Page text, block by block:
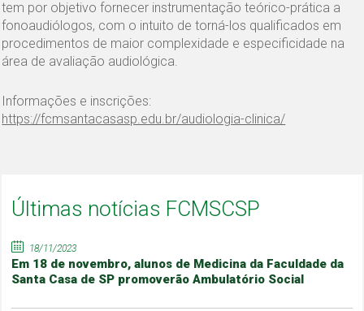
tem por objetivo fornecer instrumentação teórico-prática a
fonoaudiólogos, com o intuito de torná-los qualificados em
procedimentos de maior complexidade e especificidade na
área de avaliação audiológica.
Informações e inscrições:
https://fcmsantacasasp.edu.br/audiologia-clinica/
Últimas notícias FCMSCSP
18/11/2023
Em 18 de novembro, alunos de Medicina da Faculdade da
Santa Casa de SP promoverão Ambulatório Social